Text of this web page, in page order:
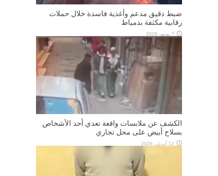
ضبط دقيق مدعم وأغذية فاسدة خلال حملات
رقابية مكثفة بدمياط
7 يونيو، 2026
الكشف عن ملابسات واقعة تعدي أحد الأشخاص
بسلاح أبيض على محل تجاري
12 أبريل، 2026